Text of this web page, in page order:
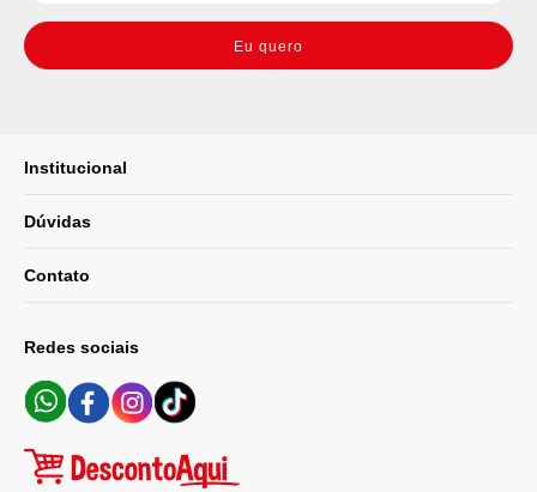
Eu quero
Institucional
Dúvidas
Contato
Redes sociais